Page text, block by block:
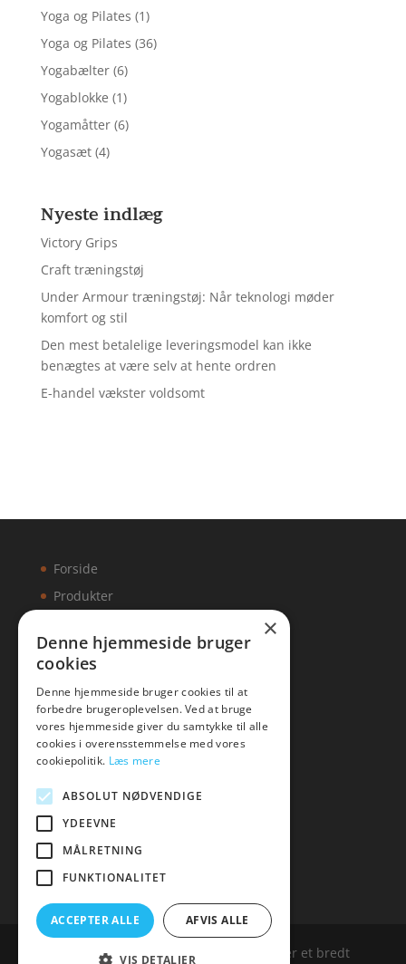
Yoga og Pilates (1)
Yoga og Pilates (36)
Yogabælter (6)
Yogablokke (1)
Yogamåtter (6)
Yogasæt (4)
Nyeste indlæg
Victory Grips
Craft træningstøj
Under Armour træningstøj: Når teknologi møder
komfort og stil
Den mest betalelige leveringsmodel kan ikke
benægtes at være selv at hente ordren
E-handel vækster voldsomt
Forside
Produkter
Artikler
Malawigruppen
Mail:hej@malawigruppen.dk
Malawigruppen.dk er siden, der samler et bredt
×
Denne hjemmeside bruger
cookies
Denne hjemmeside bruger cookies til at
forbedre brugeroplevelsen. Ved at bruge
vores hjemmeside giver du samtykke til alle
cookies i overensstemmelse med vores
cookiepolitik. Læs mere
ABSOLUT NØDVENDIGE
YDEEVNE
MÅLRETNING
FUNKTIONALITET
ACCEPTER ALLE AFVIS ALLE
VIS DETALJER